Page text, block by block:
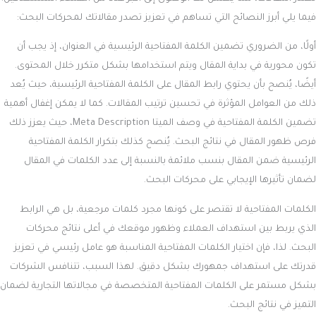
فيما يلي أبرز النصائح التي تساهم في تعزيز تصدر مقالاتك لمحركات البحث:
أولًا، من الضروري تضمين الكلمة المفتاحية الرئيسية في العنوان، إذ يجب أن
تكون محورية في بداية المقال ويتم استخدامها بشكل متكرر خلال المحتوى.
أيضًا، يُنصح بأن يحتوي رابط المقال على الكلمة المفتاحية الرئيسية، حيث يُعد
ذلك من العوامل المؤثرة في تحسين ترتيب المقالات. كما لا يمكن إغفال أهمية
تضمين الكلمة المفتاحية في وصف الميتا Meta Description، حيث يعزز ذلك
فرص ظهور المقال في نتائج البحث. يُنصح كذلك بتكرار الكلمة المفتاحية
الرئيسية ضمن المقال بنسب ملائمة بالنسبة إلى عدد الكلمات في المقال
لضمان تأثيرها الإيجابي على محركات البحث.
الكلمات المفتاحية لا تقتصر على كونها مجرد كلمات مرجعية، بل هي الرابط
الذي يربط بين استهداف العملاء وظهور موقعك في أعلى نتائج محركات
البحث. لذا، فإن اختيار الكلمات المفتاحية المناسبة هو عامل رئيسي في تعزيز
قدرتك على استهداف جمهورك بشكل دقيق. لهذا السبب، تتنافس الشركات
بشكل مستمر على الكلمات المفتاحية المتخصصة في مجالاتها التجارية لضمان
التميز في نتائج البحث.